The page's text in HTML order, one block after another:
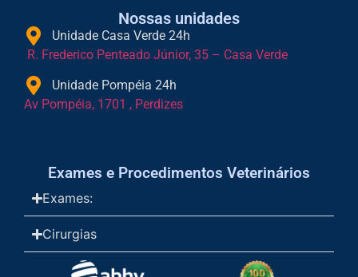
Nossas unidades
Unidade Casa Verde 24h
R. Frederico Penteado Júnior, 35 – Casa Verde
Unidade Pompéia 24h
Av Pompéia, 1701 , Perdizes
Exames e Procedimentos Veterinários
Exames:
Cirurgias